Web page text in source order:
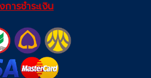
ารชำระเงิน